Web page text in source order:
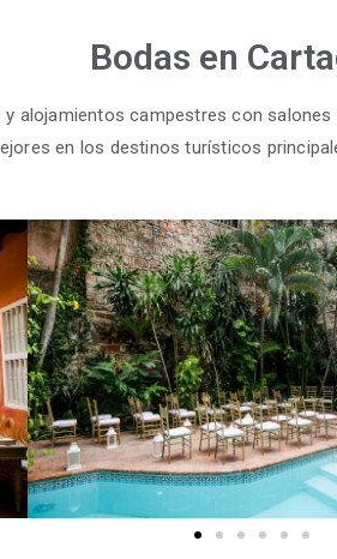
Bodas en
alojamientos campestres con
en los destinos turísticos